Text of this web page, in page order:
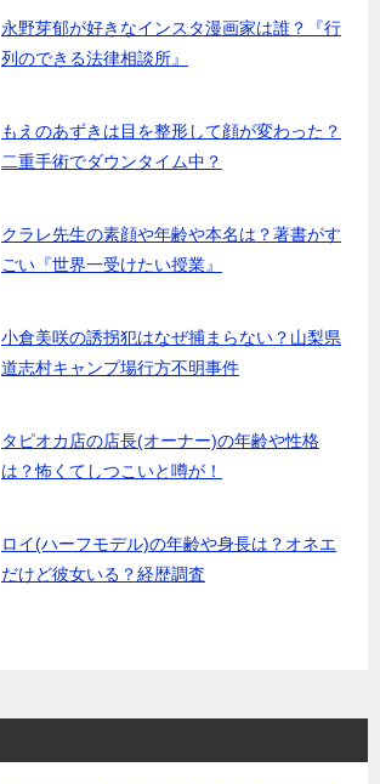
永野芽郁が好きなインスタ漫画家は誰？『行
列のできる法律相談所』
もえのあずきは目を整形して顔が変わった？
二重手術でダウンタイム中？
クラレ先生の素顔や年齢や本名は？著書がす
ごい『世界一受けたい授業』
小倉美咲の誘拐犯はなぜ捕まらない？山梨県
道志村キャンプ場行方不明事件
タピオカ店の店長(オーナー)の年齢や性格
は？怖くてしつこいと噂が！
ロイ(ハーフモデル)の年齢や身長は？オネエ
だけど彼女いる？経歴調査